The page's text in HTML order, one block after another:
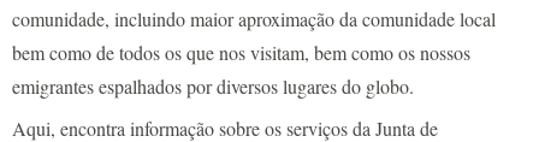
comunidade, incluindo maior aproximação da comunidade local
bem como de todos os que nos visitam, bem como os nossos
emigrantes espalhados por diversos lugares do globo.
Aqui, encontra informação sobre os serviços da Junta de